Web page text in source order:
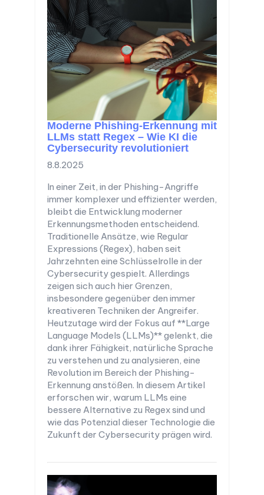
Moderne Phishing-Erkennung mit
LLMs statt Regex – Wie KI die
Cybersecurity revolutioniert
8.8.2025
In einer Zeit, in der Phishing-Angriffe
immer komplexer und effizienter werden,
bleibt die Entwicklung moderner
Erkennungsmethoden entscheidend.
Traditionelle Ansätze, wie Regular
Expressions (Regex), haben seit
Jahrzehnten eine Schlüsselrolle in der
Cybersecurity gespielt. Allerdings
zeigen sich auch hier Grenzen,
insbesondere gegenüber den immer
kreativeren Techniken der Angreifer.
Heutzutage wird der Fokus auf **Large
Language Models (LLMs)** gelenkt, die
dank ihrer Fähigkeit, natürliche Sprache
zu verstehen und zu analysieren, eine
Revolution im Bereich der Phishing-
Erkennung anstößen. In diesem Artikel
erforschen wir, warum LLMs eine
bessere Alternative zu Regex sind und
wie das Potenzial dieser Technologie die
Zukunft der Cybersecurity prägen wird.